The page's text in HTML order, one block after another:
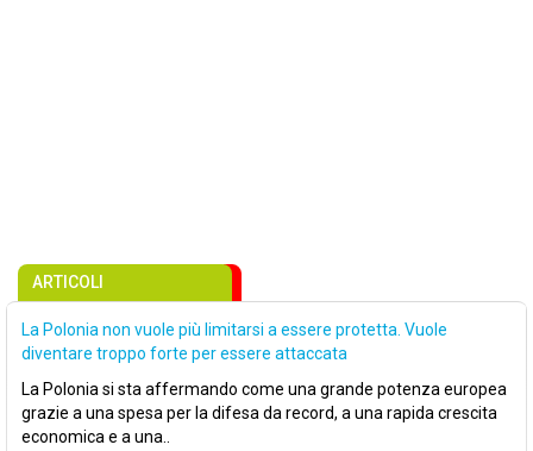
ARTICOLI
La Polonia non vuole più limitarsi a essere protetta. Vuole
diventare troppo forte per essere attaccata
La Polonia si sta affermando come una grande potenza europea
grazie a una spesa per la difesa da record, a una rapida crescita
economica e a una..